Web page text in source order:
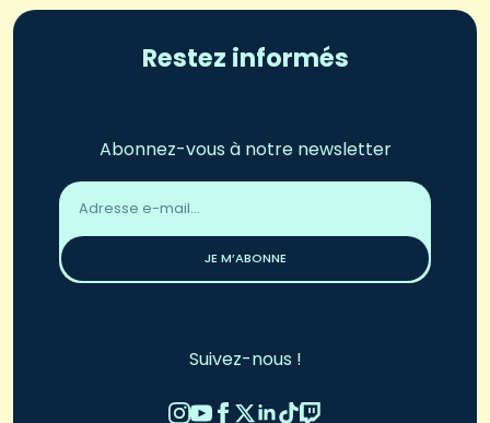
Restez informés
Abonnez-vous à notre newsletter
Adresse
email
JE M’ABONNE
Suivez-nous !